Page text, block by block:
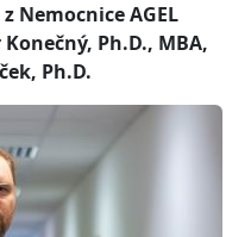
Nemocnice AGEL
Ph.D., MBA,
Ph.D.